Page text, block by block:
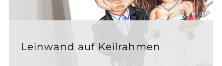
Leinwand auf Keilrahmen